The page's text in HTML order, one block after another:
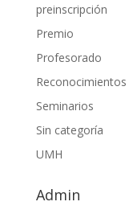
preinscripción
Premio
Profesorado
Reconocimientos
Seminarios
Sin categoría
UMH
Admin